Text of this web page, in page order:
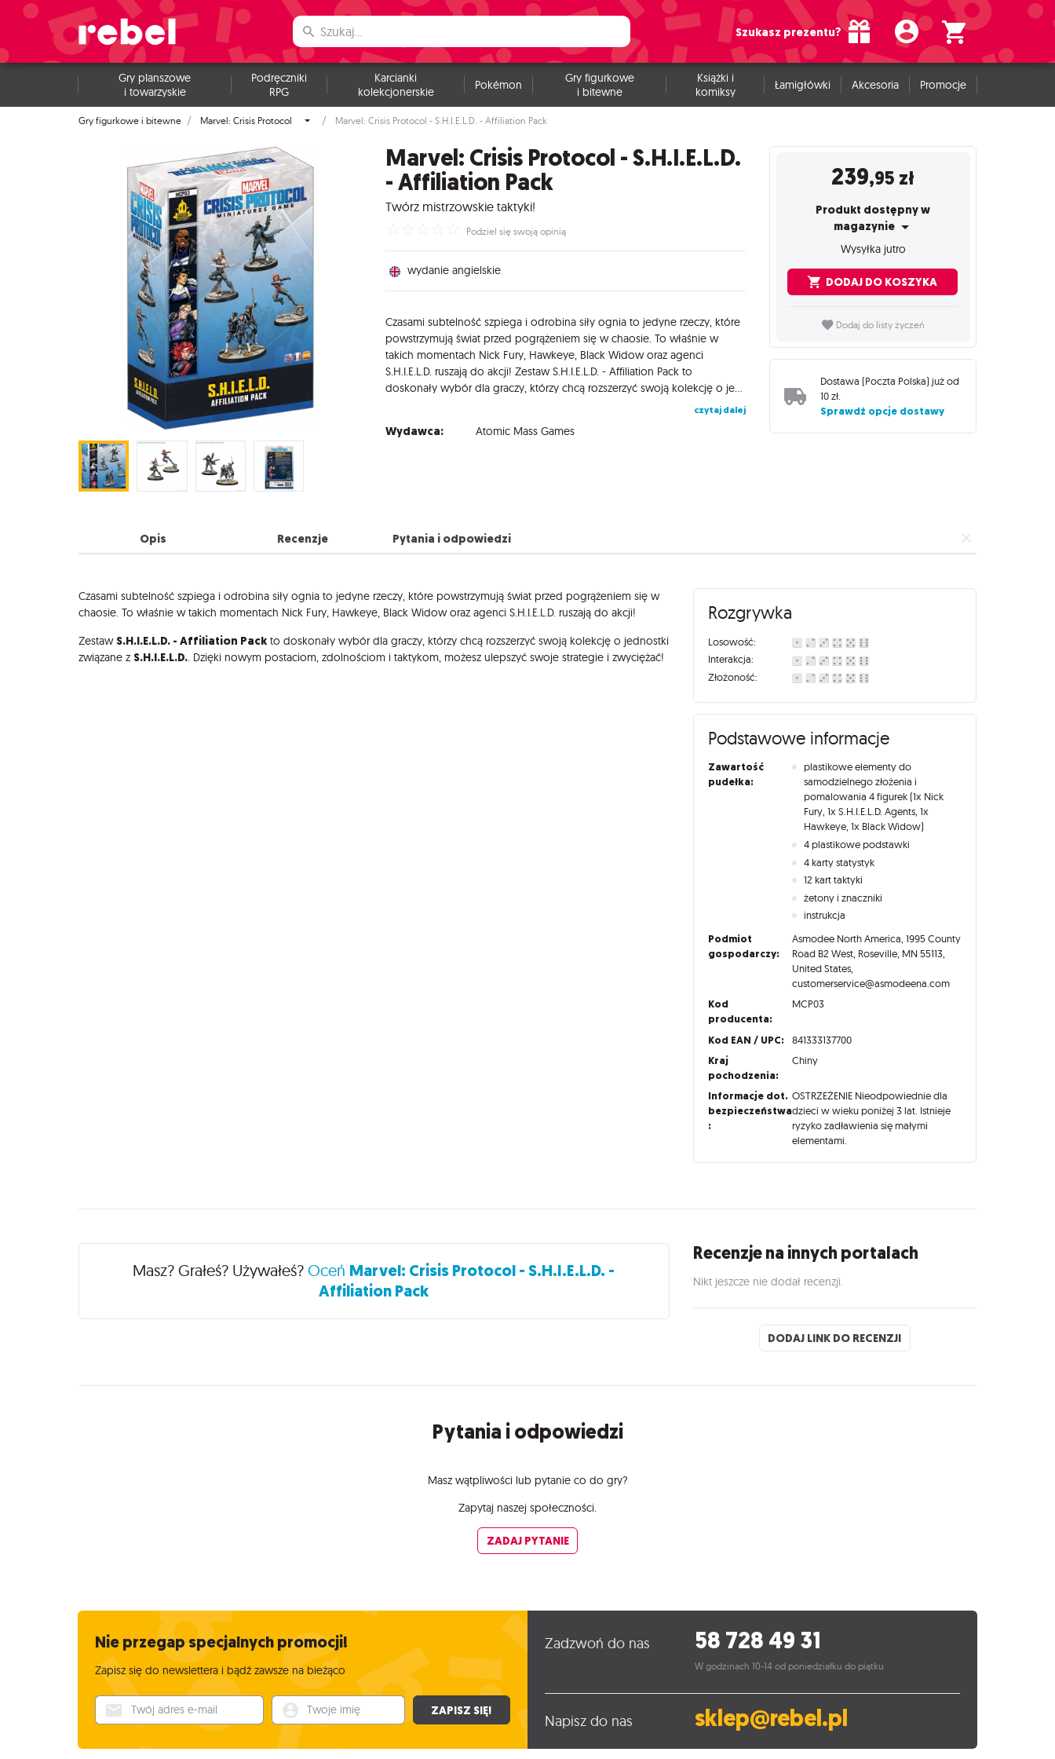
Szukasz prezentu?
Gry planszowe
i towarzyskie
Podręczniki
RPG
Karcianki
kolekcjonerskie
Pokémon
Gry figurkowe
i bitewne
Książki i
komiksy
Łamigłówki Akcesoria Promocje
Gry figurkowe i bitewne Marvel: Crisis Protocol Marvel: Crisis Protocol - S.H.I.E.L.D. - Affiliation Pack
Marvel: Crisis Protocol - S.H.I.E.L.D.
- Affiliation Pack
Twórz mistrzowskie taktyki!
Podziel się swoją opinią
wydanie angielskie
Czasami subtelność szpiega i odrobina siły ognia to jedyne rzeczy, które
powstrzymują świat przed pogrążeniem się w chaosie. To właśnie w
takich momentach Nick Fury, Hawkeye, Black Widow oraz agenci
S.H.I.E.L.D. ruszają do akcji! Zestaw S.H.I.E.L.D. - Affiliation Pack to
czytaj dalej
Wydawca: Atomic Mass Games
239,95 zł
Produkt dostępny w
magazynie
Wysyłka jutro
DODAJ DO KOSZYKA
Dodaj do listy życzeń
Dostawa (Poczta Polska) już od
10 zł.
Sprawdź opcje dostawy
Opis Recenzje Pytania i odpowiedzi
Opis
Czasami subtelność szpiega i odrobina siły ognia to jedyne rzeczy, które powstrzymują świat przed pogrążeniem się w
chaosie. To właśnie w takich momentach Nick Fury, Hawkeye, Black Widow oraz agenci S.H.I.E.L.D. ruszają do akcji!
Zestaw S.H.I.E.L.D. - Affiliation Pack to doskonały wybór dla graczy, którzy chcą rozszerzyć swoją kolekcję o jednostki
związane z S.H.I.E.L.D.. Dzięki nowym postaciom, zdolnościom i taktykom, możesz ulepszyć swoje strategie i zwyciężać!
Rozgrywka
Losowość:
Interakcja:
Złożoność:
Podstawowe informacje
Zawartość
pudełka:
plastikowe elementy do
samodzielnego złożenia i
pomalowania 4 figurek (1x Nick
Fury, 1x S.H.I.E.L.D. Agents, 1x
Hawkeye, 1x Black Widow)
4 plastikowe podstawki
4 karty statystyk
12 kart taktyki
żetony i znaczniki
instrukcja
Podmiot
gospodarczy:
Asmodee North America, 1995 County
Road B2 West, Roseville, MN 55113,
United States,
customerservice@asmodeena.com
Kod
producenta:
MCP03
Kod EAN / UPC: 841333137700
Kraj
pochodzenia:
Chiny
Informacje dot.
bezpieczeństwa
:
OSTRZEŻENIE Nieodpowiednie dla
dzieci w wieku poniżej 3 lat. Istnieje
ryzyko zadławienia się małymi
elementami.
Recenzje
Masz? Grałeś? Używałeś?Oceń Marvel: Crisis Protocol - S.H.I.E.L.D. -
Affiliation Pack
Recenzje na innych portalach
Nikt jeszcze nie dodał recenzji.
DODAJ LINK DO RECENZJI
Pytania i odpowiedzi
Masz wątpliwości lub pytanie co do gry?
Zapytaj naszej społeczności.
ZADAJ PYTANIE
Nie przegap specjalnych promocji!
Zapisz się do newslettera i bądź zawsze na bieżąco
Twój adres e-mail Twoje imię ZAPISZ SIĘ!
Zadzwoń do nas 58 728 49 31
W godzinach 10-14 od poniedziałku do piątku
Napisz do nas sklep@rebel.pl